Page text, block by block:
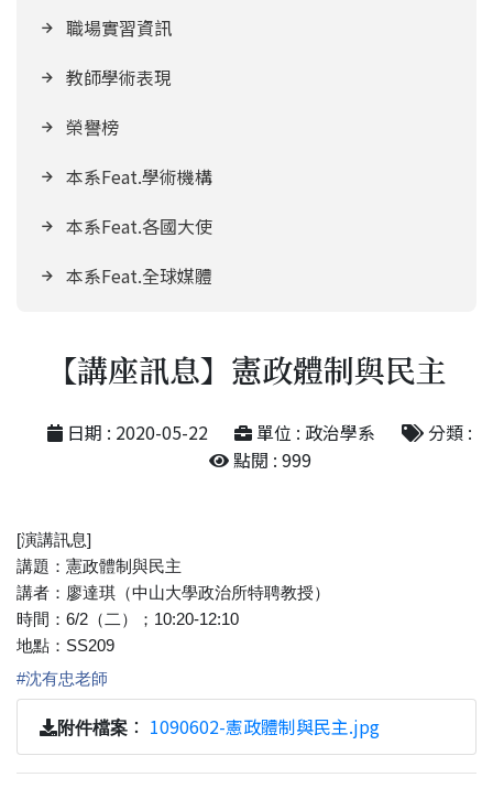
職場實習資訊
教師學術表現
榮譽榜
本系Feat.學術機構
本系Feat.各國大使
本系Feat.全球媒體
【講座訊息】憲政體制與民主
日期 : 2020-05-22 單位 : 政治學系
分類 :
點閱 : 999
[演講訊息]
講題：憲政體制與民主
講者：廖達琪（中山大學政治所特聘教授）
時間：6/2（二）；10:20-12:10
地點：SS209
#沈有忠老師
附件檔案 ： 1090602-憲政體制與民主.jpg